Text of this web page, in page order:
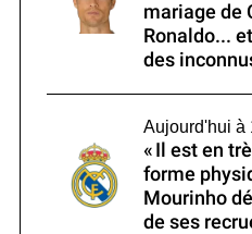
mariage de
Ronaldo...
des
Aujourd'hui à
« Il est en
forme
Mourinho
de ses